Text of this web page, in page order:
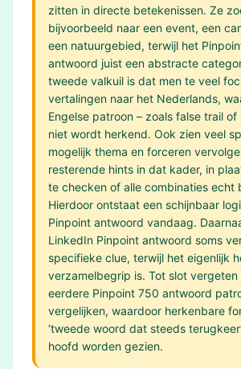
zitten in directe betekenissen. Ze
bijvoorbeeld naar een event, een
een natuurgebied, terwijl het
antwoord juist een abstracte
tweede valkuil is dat men te veel
vertalingen naar het Nederlands,
Engelse patroon – zoals false trail
niet wordt herkend. Ook zien veel
mogelijk thema en forceren
resterende hints in dat kader, in
te checken of alle combinaties echt
Hierdoor ontstaat een schijnbaar
Pinpoint antwoord vandaag.
LinkedIn Pinpoint antwoord soms
specifieke clue, terwijl het eigenlijk
verzamelbegrip is. Tot slot vergeten
eerdere Pinpoint 750 antwoord
vergelijken, waardoor herkenbare
‘tweede woord dat steeds
hoofd worden gezien.